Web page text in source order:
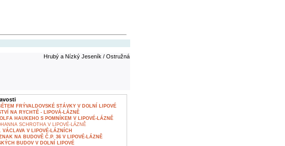
Hrubý a Nízký Jeseník / Ostružná
FRÝVALDOVSKÉ STÁVKY V DOLNÍ LIPOVÉ
NA RYCHTĚ - LIPOVÁ-LÁZNĚ
HAUKEHO S POMNÍKEM V LIPOVÉ-LÁZNĚ
SCHROTHA V LIPOVÉ-LÁZNĚ
VÁCLAVA V LIPOVÉ-LÁZNÍCH
NA BUDOVĚ Č.P. 36 V LIPOVÉ-LÁZNĚ
BUDOV V DOLNÍ LIPOVÉ